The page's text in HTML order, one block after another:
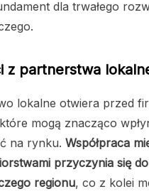
dla trwałego
z partnerstwa
lokalne otwiera przed
mogą znacząco
na rynku. Współpraca
przyczynia się
regionu, co z kolei